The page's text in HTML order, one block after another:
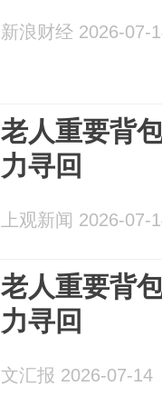
新浪财经 2026-07-
老人重要背
力寻回
上观新闻 2026-07-
老人重要背
力寻回
文汇报 2026-07-14